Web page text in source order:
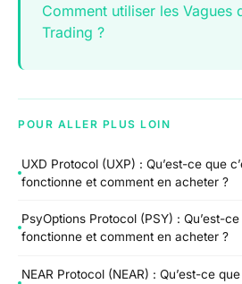
Comment utiliser les Vagues
Trading ?
POUR ALLER PLUS LOIN
UXD Protocol (UXP) : Qu’est-ce que
fonctionne et comment en acheter ?
PsyOptions Protocol (PSY) : Qu’est-
fonctionne et comment en acheter ?
NEAR Protocol (NEAR) : Qu’est-ce